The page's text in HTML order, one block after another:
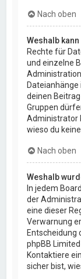
Nach oben
Weshalb
Rechte für
und einzelne
deinen
Gruppen
Administrator
wieso du
Nach oben
Weshalb
In jedem
der
eine dieser
Verwarnung
Entscheidung
phpBB
Kontaktiere
sicher bist,